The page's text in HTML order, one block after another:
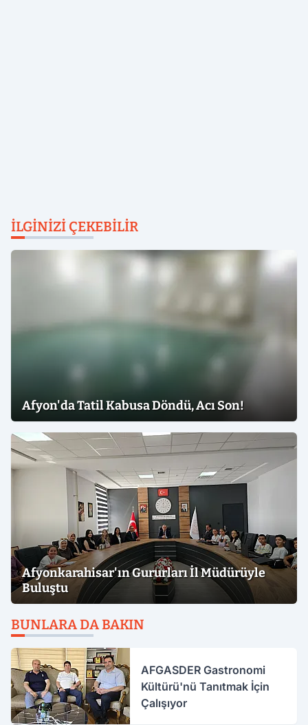
İLGINIZI ÇEKEBILIR
Afyon'da Tatil Kabusa Döndü, Acı Son!
Afyonkarahisar'ın Gururları İl Müdürüyle
Buluştu
BUNLARA DA BAKIN
AFGASDER Gastronomi
Kültürü'nü Tanıtmak İçin
Çalışıyor